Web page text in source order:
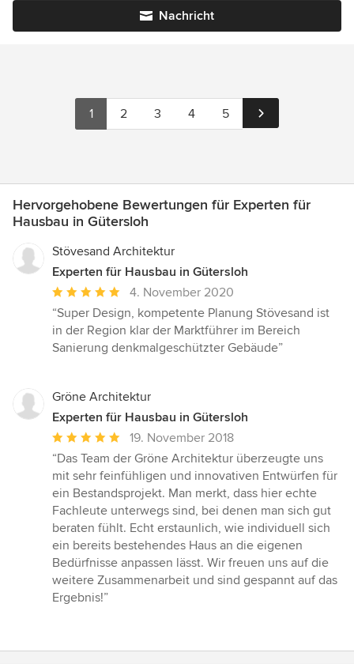
Nachricht
1 2 3 4 5
Hervorgehobene Bewertungen für Experten für
Hausbau in Gütersloh
Stövesand Architektur
Experten für Hausbau in Gütersloh
Durchschnittliche
Bewertung:
5
von
4. November 2020
“Super Design, kompetente Planung Stövesand ist
in der Region klar der Marktführer im Bereich
Sanierung denkmalgeschützter Gebäude”
Gröne Architektur
Experten für Hausbau in Gütersloh
Durchschnittliche
Bewertung:
5
von
5
Sternen
19. November 2018
“Das Team der Gröne Architektur überzeugte uns
mit sehr feinfühligen und innovativen Entwürfen für
ein Bestandsprojekt. Man merkt, dass hier echte
Fachleute unterwegs sind, bei denen man sich gut
beraten fühlt. Echt erstaunlich, wie individuell sich
ein bereits bestehendes Haus an die eigenen
Bedürfnisse anpassen lässt. Wir freuen uns auf die
weitere Zusammenarbeit und sind gespannt auf das
Ergebnis!”